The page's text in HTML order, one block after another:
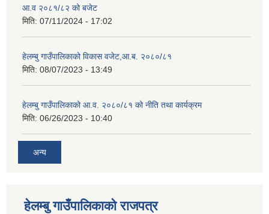
आ.व २०८१/८२ को बजेट
मिति: 07/11/2024 - 17:02
हेलम्बु गाउँपालिकाको विकास वजेट,आ.ब. २०८०/८१
मिति: 08/07/2023 - 13:49
हेलम्बु गाउँपालिकाको आ.व. २०८०/८१ को नीति तथा कार्यक्रम
मिति: 06/26/2023 - 10:40
अन्य
हेलम्बु गाउँपालिकाको राजपत्र